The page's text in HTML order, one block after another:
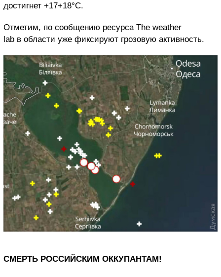
достигнет +17+18°С.
Отметим, по сообщению ресурса The weather
lab в области уже фиксируют грозовую активность.
СМЕРТЬ РОССИЙСКИМ ОККУПАНТАМ!